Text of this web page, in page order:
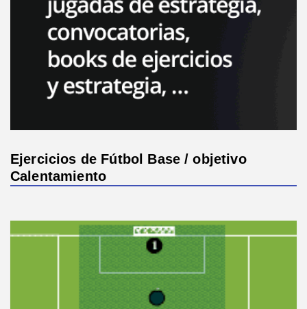
Ejercicios de Fútbol Base / objetivo
Calentamiento